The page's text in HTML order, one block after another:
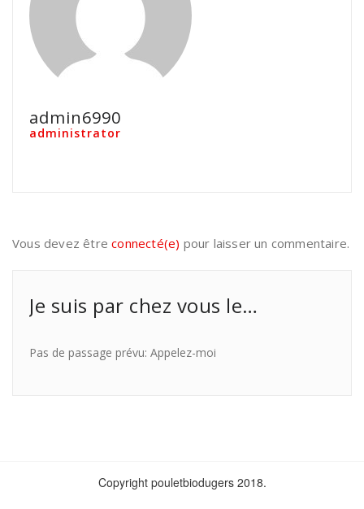
admin6990
administrator
Vous devez êtreconnecté(e) pour laisser un commentaire.
Je suis par chez vous le…
Pas de passage prévu: Appelez-moi
Copyright pouletbiodugers 2018.